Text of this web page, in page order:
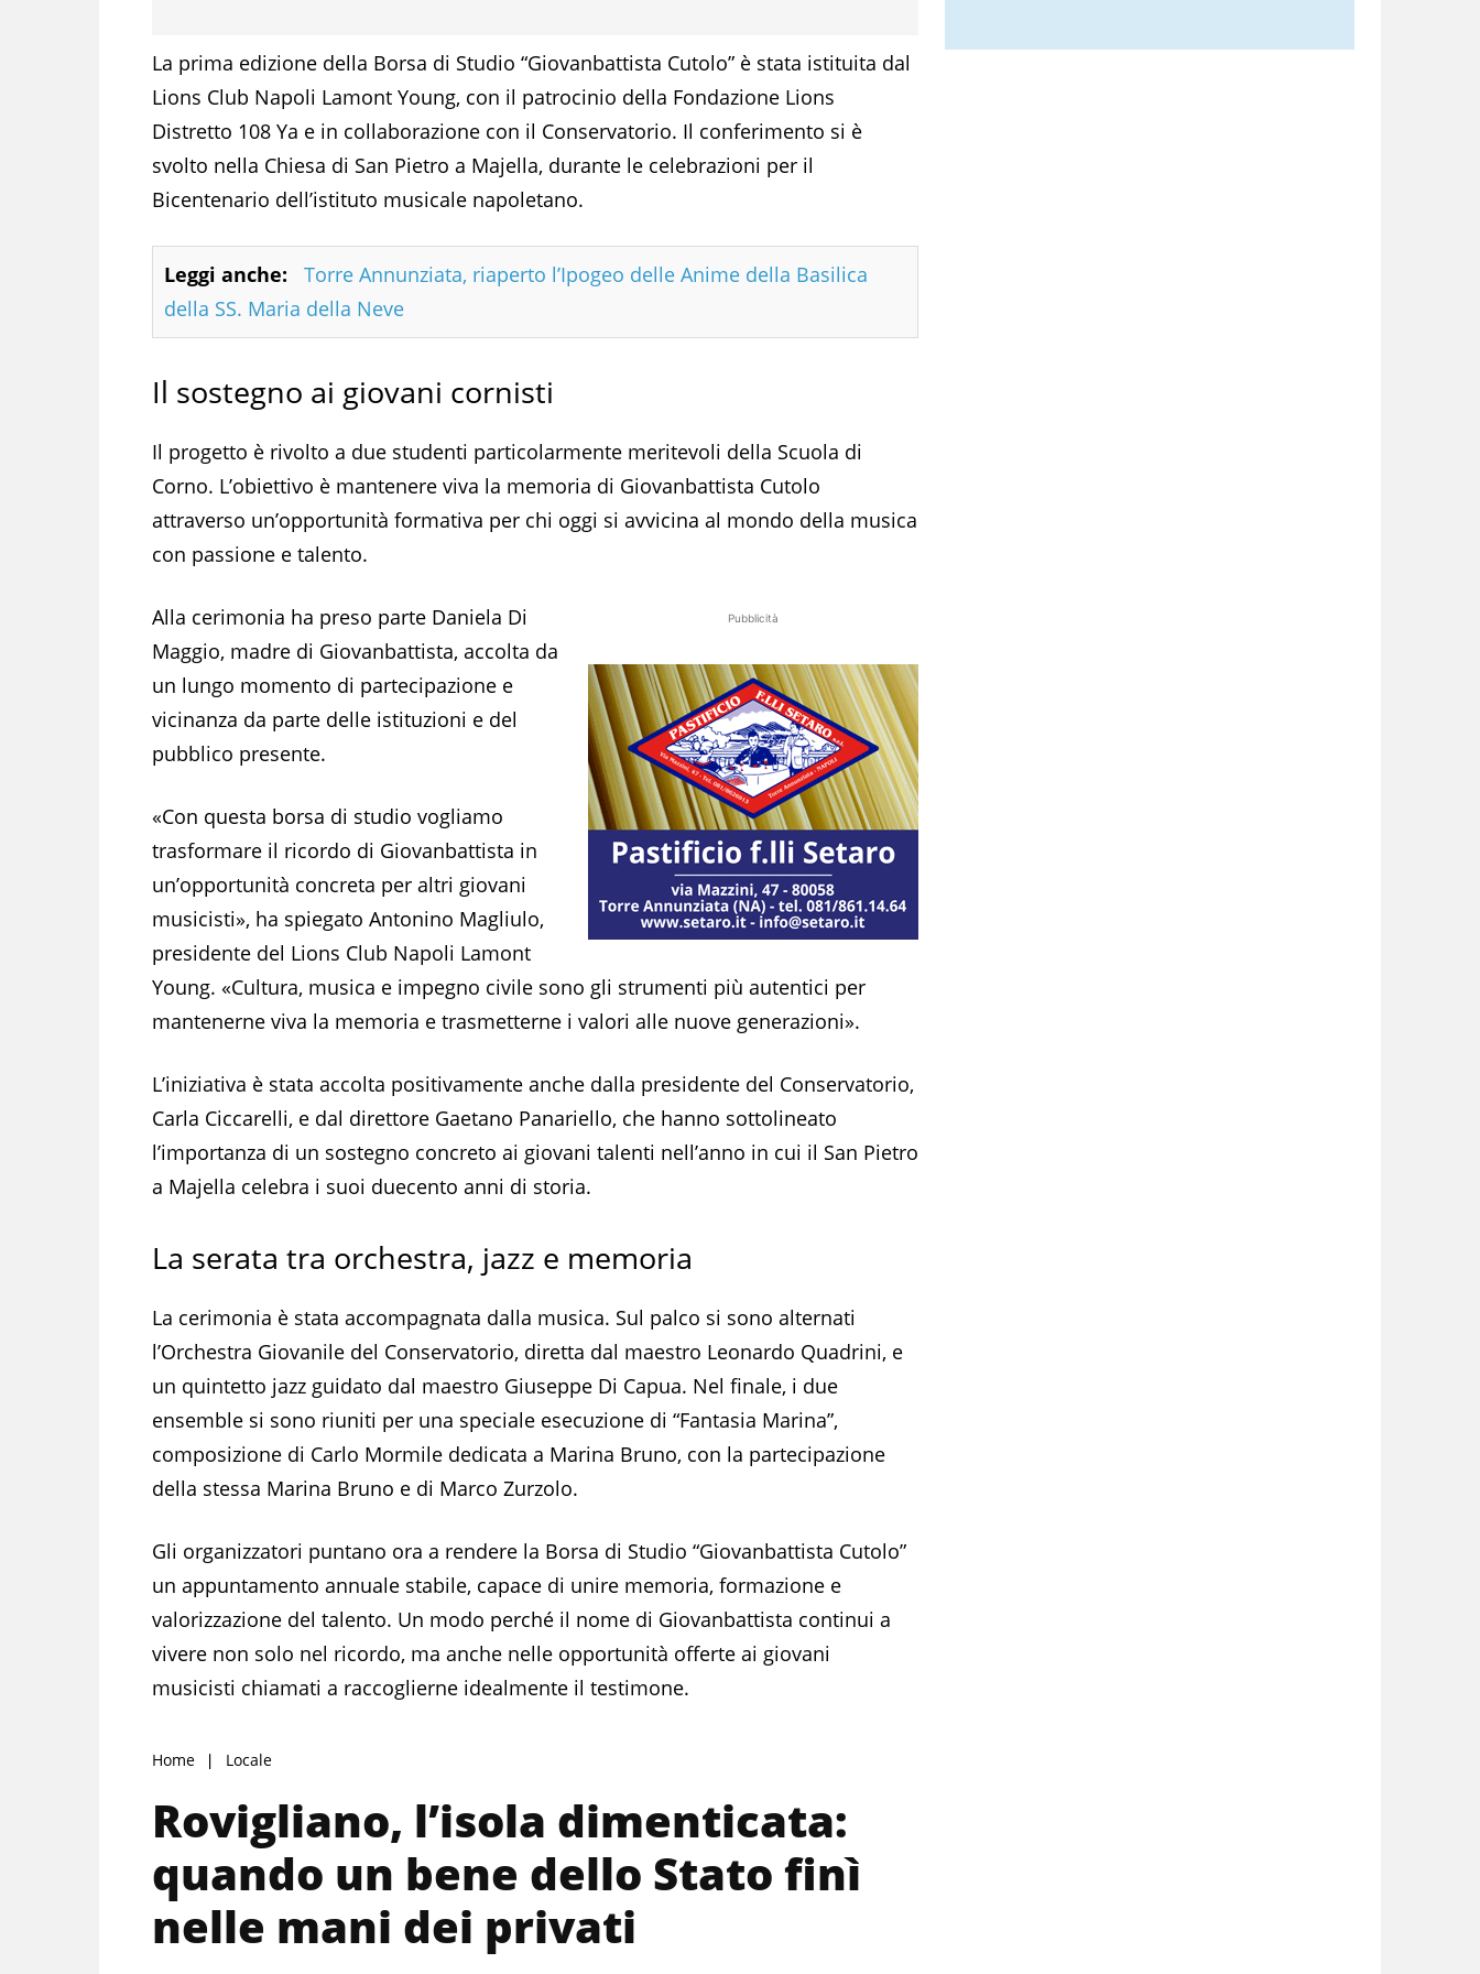
La prima edizione della Borsa di Studio “Giovanbattista Cutolo” è stata istituita dal
Lions Club Napoli Lamont Young, con il patrocinio della Fondazione Lions
Distretto 108 Ya e in collaborazione con il Conservatorio. Il conferimento si è
svolto nella Chiesa di San Pietro a Majella, durante le celebrazioni per il
Bicentenario dell’istituto musicale napoletano.
Leggi anche:
Torre Annunziata, riaperto l’Ipogeo delle Anime della Basilica
della SS. Maria della Neve
Il sostegno ai giovani cornisti
Il progetto è rivolto a due studenti particolarmente meritevoli della Scuola di
Corno. L’obiettivo è mantenere viva la memoria di Giovanbattista Cutolo
attraverso un’opportunità formativa per chi oggi si avvicina al mondo della musica
con passione e talento.
Pubblicità
Alla cerimonia ha preso parte Daniela Di
Maggio, madre di Giovanbattista, accolta da
un lungo momento di partecipazione e
vicinanza da parte delle istituzioni e del
pubblico presente.
«Con questa borsa di studio vogliamo
trasformare il ricordo di Giovanbattista in
un’opportunità concreta per altri giovani
musicisti», ha spiegato Antonino Magliulo,
presidente del Lions Club Napoli Lamont
Young. «Cultura, musica e impegno civile sono gli strumenti più autentici per
mantenerne viva la memoria e trasmetterne i valori alle nuove generazioni».
L’iniziativa è stata accolta positivamente anche dalla presidente del Conservatorio,
Carla Ciccarelli, e dal direttore Gaetano Panariello, che hanno sottolineato
l’importanza di un sostegno concreto ai giovani talenti nell’anno in cui il San Pietro
a Majella celebra i suoi duecento anni di storia.
La serata tra orchestra, jazz e memoria
La cerimonia è stata accompagnata dalla musica. Sul palco si sono alternati
l’Orchestra Giovanile del Conservatorio, diretta dal maestro Leonardo Quadrini, e
un quintetto jazz guidato dal maestro Giuseppe Di Capua. Nel finale, i due
ensemble si sono riuniti per una speciale esecuzione di “Fantasia Marina”,
composizione di Carlo Mormile dedicata a Marina Bruno, con la partecipazione
della stessa Marina Bruno e di Marco Zurzolo.
Gli organizzatori puntano ora a rendere la Borsa di Studio “Giovanbattista Cutolo”
un appuntamento annuale stabile, capace di unire memoria, formazione e
valorizzazione del talento. Un modo perché il nome di Giovanbattista continui a
vivere non solo nel ricordo, ma anche nelle opportunità offerte ai giovani
musicisti chiamati a raccoglierne idealmente il testimone.
Home Locale
Rovigliano, l’isola dimenticata:
quando un bene dello Stato finì
nelle mani dei privati